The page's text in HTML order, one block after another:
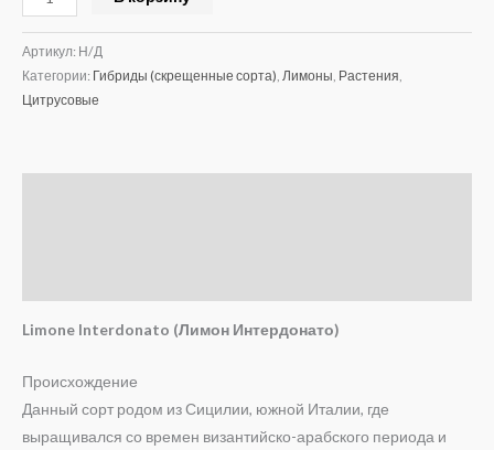
Артикул: Н/Д
Категории: Гибриды (скрещенные сорта), Лимоны, Растения,
Цитрусовые
Limone Interdonato (Лимон Интердонато)
Происхождение
Данный сорт родом из Сицилии, южной Италии, где
выращивался со времен византийско-арабского периода и